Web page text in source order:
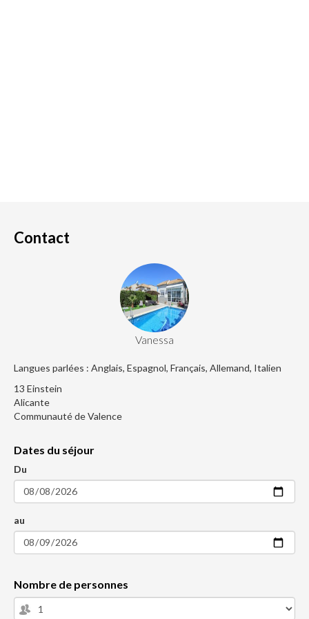
Contact
Vanessa
Langues parlées : Anglais, Espagnol, Français, Allemand, Italien
13 Einstein
Alicante
Communauté de Valence
Dates du séjour
Du
au
Nombre de personnes